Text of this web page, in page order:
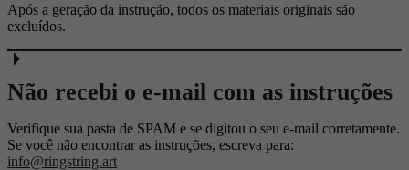
Após a geração da instrução, todos os materiais originais são
excluídos.
Não recebi o e-mail com as instruções
Verifique sua pasta de SPAM e se digitou o seu e-mail corretamente.
Se você não encontrar as instruções, escreva para:
info@ringstring.art